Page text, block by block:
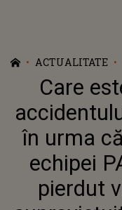
ACTUALITATE
Care
în urma
echipei
pierdut